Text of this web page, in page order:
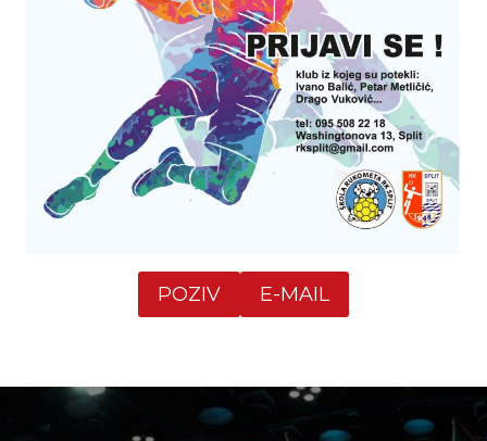
POZIV E-MAIL